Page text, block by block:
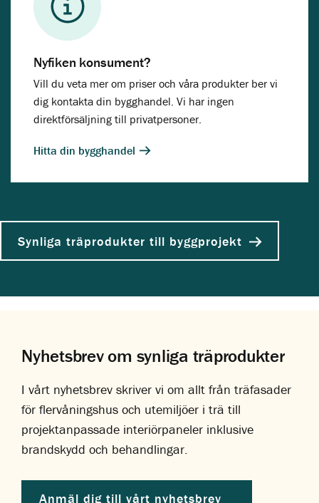
Nyfiken konsument?
Vill du veta mer om priser och våra produkter ber vi
dig kontakta din bygghandel. Vi har ingen
direktförsäljning till privatpersoner.
Hitta din bygghandel
Synliga träprodukter till byggprojekt
Nyhetsbrev om synliga träprodukter
I vårt nyhetsbrev skriver vi om allt från träfasader
för flervåningshus och utemiljöer i trä till
projektanpassade interiörpaneler inklusive
brandskydd och behandlingar.
Anmäl dig till vårt nyhetsbrev